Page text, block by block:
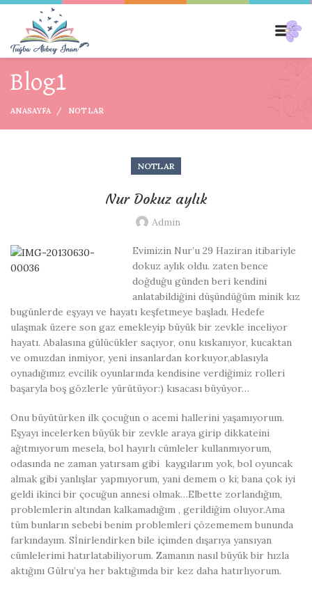
Blog1
ANASAYFA NOTLAR
NOTLAR
Nur Dokuz aylık
Admin
Evimizin Nur’u 29 Haziran itibariyle
dokuz aylık oldu. zaten bence
doğduğu günden beri kendini
anlatabildiğini düşündüğüm minik kız
bugünlerde eşyayı ve hayatı keşfetmeye başladı. Hedefe
ulaşmak üzere son gaz emekleyip büyük bir zevkle inceliyor
hayatı. Abalasına gülücükler saçıyor, onu kıskanıyor, kucaktan
ve omuzdan inmiyor, yeni insanlardan korkuyor,ablasıyla
oynadığımız evcilik oyunlarında kendisine verdiğimiz rolleri
başaryla boş gözlerle yürütüyor:) kısacası büyüyor…
Onu büyütürken ilk çocuğun o acemi hallerini yaşamıyorum.
Eşyayı incelerken büyük bir zevkle araya girip dikkateini
ağıtmıyorum mesela, bol hayırlı cümleler kullanmıyorum,
odasında ne zaman yatırsam gibi kaygılarım yok, bol oyuncak
almak gibi yanlışlar yapmıyorum, yani demem o ki; bana çok iyi
geldi ikinci bir çocuğun annesi olmak…Elbette zorlandığım,
problemlerin altından kalkamadığım , gerildiğim oluyor.Ama
tüm bunların sebebi benim problemleri çözememem bununda
farkındayım. Sİnirlendirken bile içimden dışarıya yansıyan
cümlelerimi hatırlatabiliyorum. Zamanın nasıl büyük bir hızla
aktığını Gülru’ya her baktığımda bir kez daha hatırlıyorum.